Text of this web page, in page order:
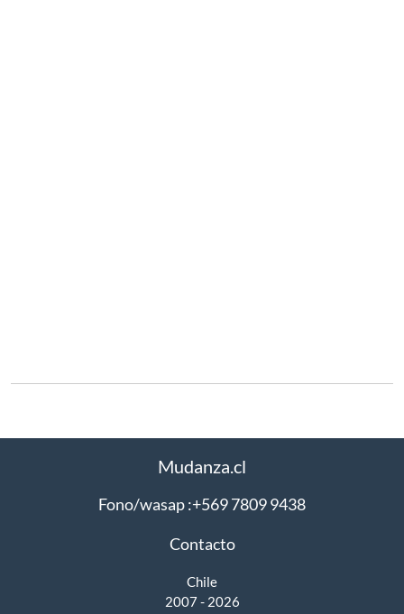
Mudanza.cl
Fono/wasap :+569 7809 9438
Contacto
Chile
2007 - 2026